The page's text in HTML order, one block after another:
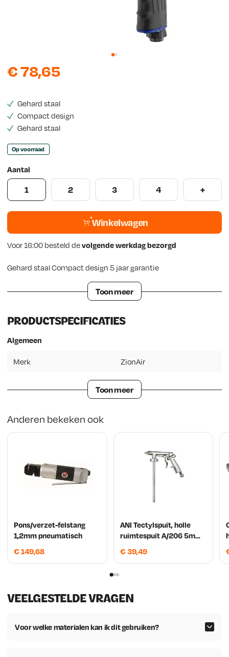
€78,65
Gehard staal
Compact design
Gehard staal
Op voorraad
Aantal
1 2 3 4 +
Winkelwagen
Voor 16:00 besteld devolgende werkdag bezorgd
Gehard staal Compact design 5 jaar garantie
Toon meer
PRODUCTSPECIFICATIES
Algemeen
Merk ZionAir
Toon meer
Anderen bekeken ook
Pons/verzet-felstang
1,2mm pneumatisch
€ 149,68
ANI Tectylspuit, holle
ruimtespuit A/206 5mm
500mm
€ 39,49
VEELGESTELDE VRAGEN
Voor welke materialen kan ik dit gebruiken?